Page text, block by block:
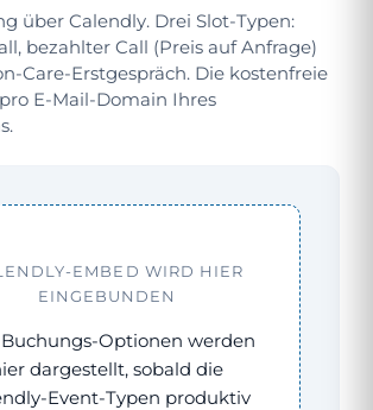
über Calendly. Drei Slot-Typen:
bezahlter Call (Preis auf Anfrage)
Care-Erstgespräch. Die kostenfreie
E-Mail-Domain Ihres
EMBED WIRD HIER
EINGEBUNDEN
Optionen werden
dargestellt, sobald die
Event-Typen produktiv